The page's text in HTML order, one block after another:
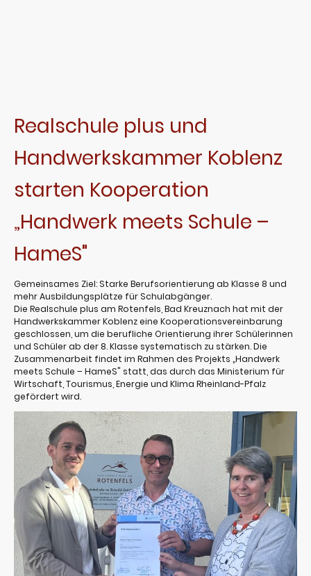
Realschule plus und
Handwerkskammer Koblenz
starten Kooperation
„Handwerk meets Schule –
HameS"
Gemeinsames Ziel: Starke Berufsorientierung ab Klasse 8 und
mehr Ausbildungsplätze für Schulabgänger.
Die Realschule plus am Rotenfels, Bad Kreuznach hat mit der
Handwerkskammer Koblenz eine Kooperationsvereinbarung
geschlossen, um die berufliche Orientierung ihrer Schülerinnen
und Schüler ab der 8. Klasse systematisch zu stärken. Die
Zusammenarbeit findet im Rahmen des Projekts „Handwerk
meets Schule – HameS" statt, das durch das Ministerium für
Wirtschaft, Tourismus, Energie und Klima Rheinland-Pfalz
gefördert wird.